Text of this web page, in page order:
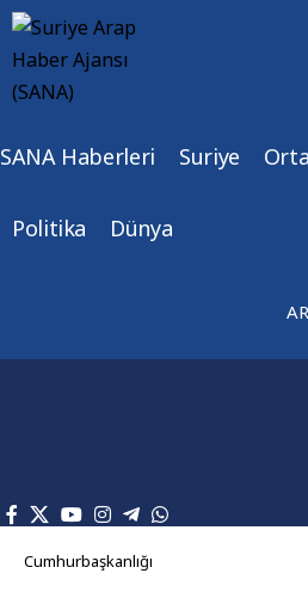
SANA Haberleri Suriye
Politika Dünya
AR
Cumhurbaşkanlığı